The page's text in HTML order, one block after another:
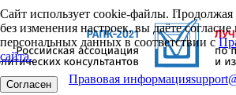
Сайт использует cookie-файлы. Продолжая
без изменения настроек, вы даёте согласие
персональных данных в соответствии с
сайта.
Согласен Правовая информация